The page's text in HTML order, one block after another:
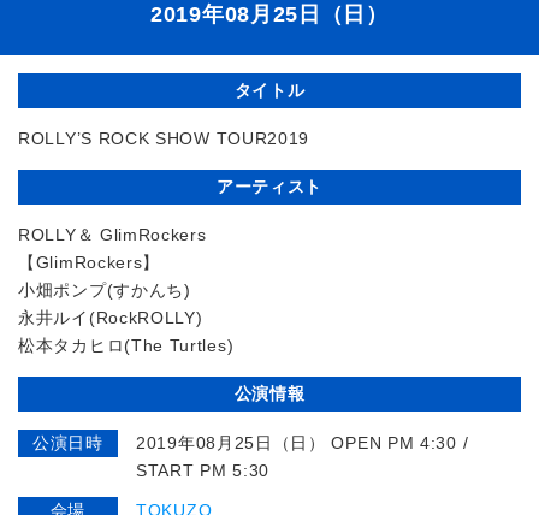
2019年08月25日（日）
タイトル
ROLLY’S ROCK SHOW TOUR2019
アーティスト
ROLLY＆ GlimRockers
【GlimRockers】
小畑ポンプ(すかんち)
永井ルイ(RockROLLY)
松本タカヒロ(The Turtles)
公演情報
公演日時
2019年08月25日（日） OPEN PM 4:30 /
START PM 5:30
会場 TOKUZO